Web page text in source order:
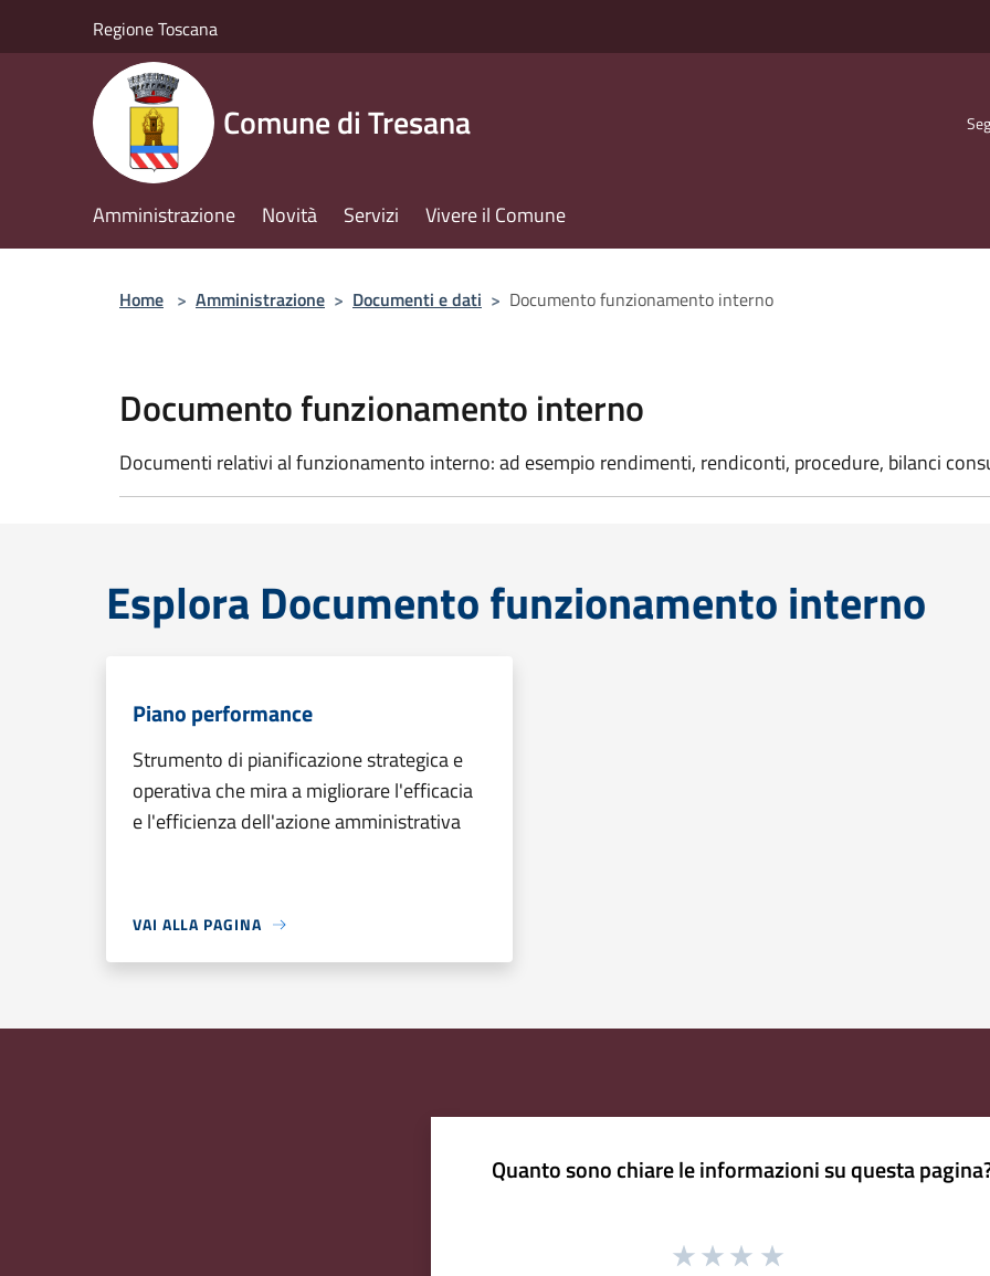
Regione Toscana
Comune di Tresana
Amministrazione Novità Servizi Vivere il Comune
Home > Amministrazione > Documenti e dati > Documento funzionamento interno
Documento funzionamento interno
Documenti relativi al funzionamento interno: ad esempio rendimenti, rendiconti, procedure, bilanci
Esplora Documento funzionamento interno
Piano performance
Strumento di pianificazione strategica e
operativa che mira a migliorare l'efficacia
e l'efficienza dell'azione amministrativa
VAI ALLA PAGINA
Quanto sono chiare le informazioni su questa